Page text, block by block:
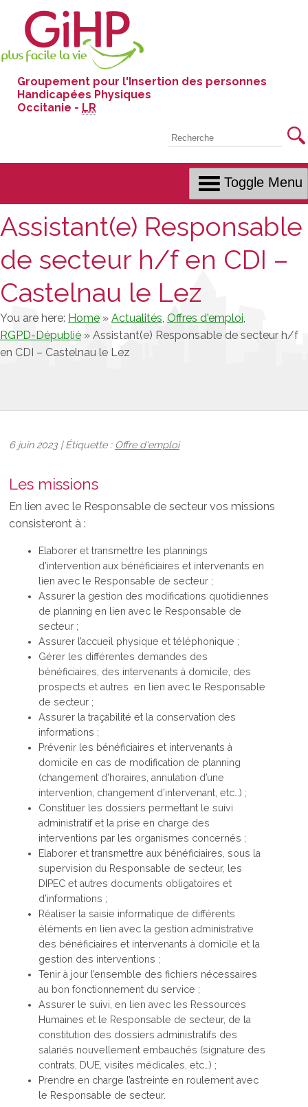
Groupement pour l'Insertion des personnes
Handicapées Physiques
Occitanie - LR
Recherche
Toggle Menu
Assistant(e) Responsable
de secteur h/f en CDI –
Castelnau le Lez
You are here: Home » Actualités, Offres d'emploi,
RGPD-Dépublié » Assistant(e) Responsable de secteur h/f
en CDI – Castelnau le Lez
6 juin 2023 | Étiquette : Offre d'emploi
Les missions
En lien avec le Responsable de secteur vos missions
consisteront à :
Elaborer et transmettre les plannings
d’intervention aux bénéficiaires et intervenants en
lien avec le Responsable de secteur ;
Assurer la gestion des modifications quotidiennes
de planning en lien avec le Responsable de
secteur ;
Assurer l’accueil physique et téléphonique ;
Gérer les différentes demandes des
bénéficiaires, des intervenants à domicile, des
prospects et autres en lien avec le Responsable
de secteur ;
Assurer la traçabilité et la conservation des
informations ;
Prévenir les bénéficiaires et intervenants à
domicile en cas de modification de planning
(changement d’horaires, annulation d’une
intervention, changement d’intervenant, etc…) ;
Constituer les dossiers permettant le suivi
administratif et la prise en charge des
interventions par les organismes concernés ;
Elaborer et transmettre aux bénéficiaires, sous la
supervision du Responsable de secteur, les
DIPEC et autres documents obligatoires et
d’informations ;
Réaliser la saisie informatique de différents
éléments en lien avec la gestion administrative
des bénéficiaires et intervenants à domicile et la
gestion des interventions ;
Tenir à jour l’ensemble des fichiers nécessaires
au bon fonctionnement du service ;
Assurer le suivi, en lien avec les Ressources
Humaines et le Responsable de secteur, de la
constitution des dossiers administratifs des
salariés nouvellement embauchés (signature des
contrats, DUE, visites médicales, etc…) ;
Prendre en charge l’astreinte en roulement avec
le Responsable de secteur.